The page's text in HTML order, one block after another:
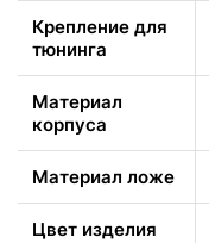
Крепление для
тюнинга
Материал
корпуса
Материал ложе
Цвет изделия